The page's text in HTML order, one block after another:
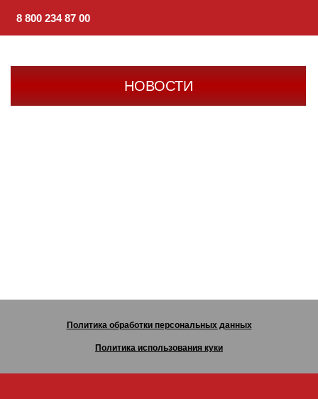
8 800 234 87 00
НОВОСТИ
Политика обработки персональных данных
Политика использования куки